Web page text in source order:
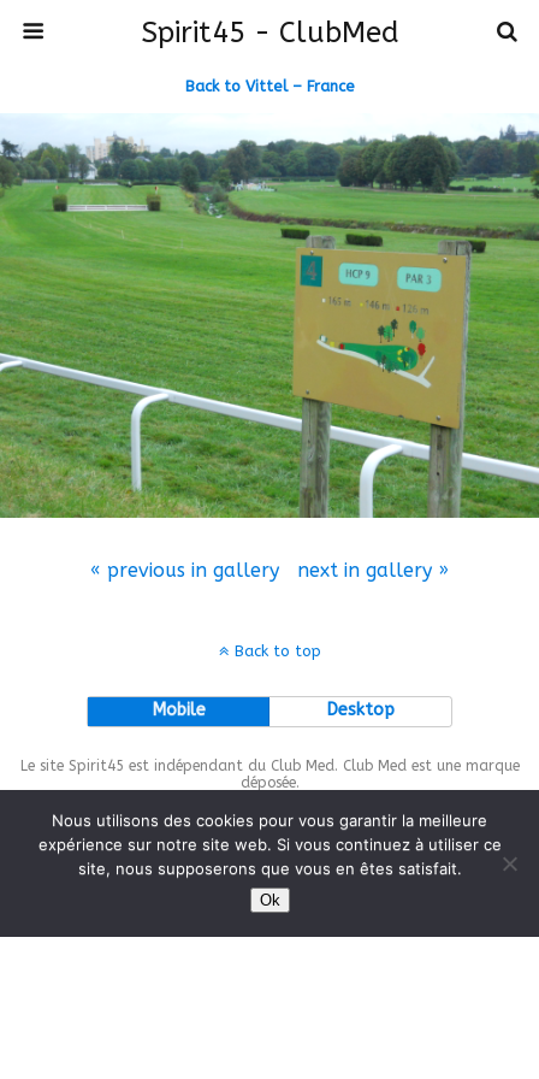
Spirit45 - ClubMed
Back to Vittel – France
« previous in gallery next in gallery »
Back to top
Mobile Desktop
Le site Spirit45 est indépendant du Club Med. Club Med est une marque
déposée.
This site is protected bywp-copyrightpro.com
Nous utilisons des cookies pour vous garantir la meilleure
expérience sur notre site web. Si vous continuez à utiliser ce
site, nous supposerons que vous en êtes satisfait.
Ok